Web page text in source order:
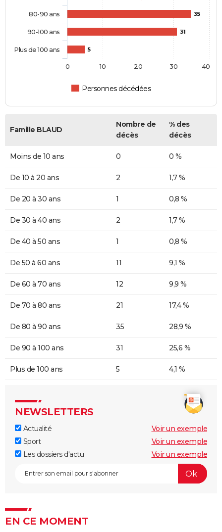
35
31
5
Personnes décédées
80-90 ans
90-100 ans
Plus de 100 ans
0 10 20 30 40
Famille BLAUD
Nombre de
décès
% des
décès
Moins de 10 ans 0 0 %
De 10 à 20 ans 2 1,7 %
De 20 à 30 ans 1 0,8 %
De 30 à 40 ans 2 1,7 %
De 40 à 50 ans 1 0,8 %
De 50 à 60 ans 11 9,1 %
De 60 à 70 ans 12 9,9 %
De 70 à 80 ans 21 17,4 %
De 80 à 90 ans 35 28,9 %
De 90 à 100 ans 31 25,6 %
Plus de 100 ans 5 4,1 %
NEWSLETTERS
Actualité
Voir un exemple
Sport
Voir un exemple
Les dossiers d'actu
Voir un exemple
EN CE MOMENT